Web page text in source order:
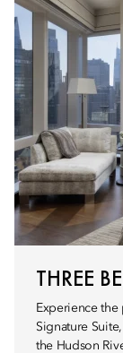
THREE
Experience
Signature
the Hudson